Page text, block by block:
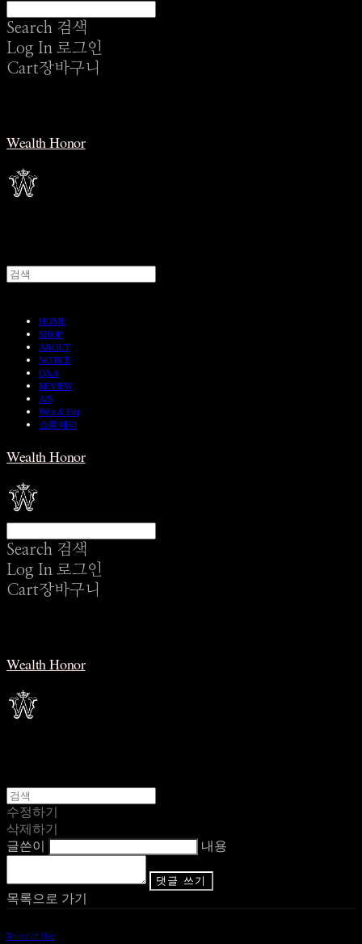
Search 검색
Log In 로그인
Cart장바구니
Wealth Honor
HOME
SHOP
ABOUT
NOTICE
Q&A
REVIEW
A/S
Wear & Pair
쇼룸 예약
Wealth Honor
Search 검색
Log In 로그인
Cart장바구니
Wealth Honor
수정하기
삭제하기
글쓴이
내용
댓글 쓰기
목록으로 가기
Terms of Use